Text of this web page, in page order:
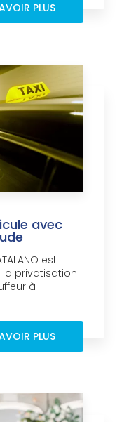
PLUS
avec
est
la privatisation
à
PLUS